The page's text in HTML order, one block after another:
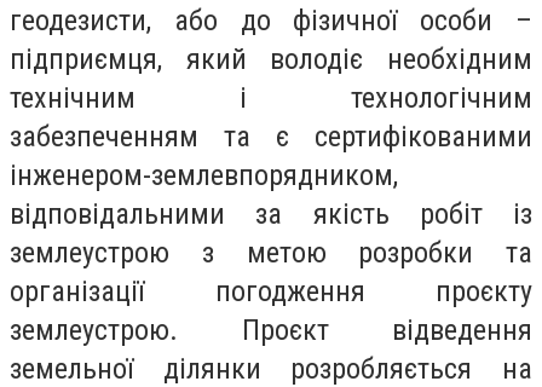
геодезисти, або до фізичної особи –
підприємця, який володіє необхідним
технічним і технологічним
забезпеченням та є сертифікованими
інженером-землевпорядником,
відповідальними за якість робіт із
землеустрою з метою розробки та
організації погодження проєкту
землеустрою. Проєкт відведення
земельної ділянки розробляється на